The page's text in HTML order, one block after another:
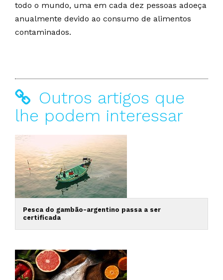
todo o mundo, uma em cada dez pessoas adoeça
anualmente devido ao consumo de alimentos
contaminados.
Outros artigos que
lhe podem interessar
Pesca do gambão-argentino passa a ser
certificada